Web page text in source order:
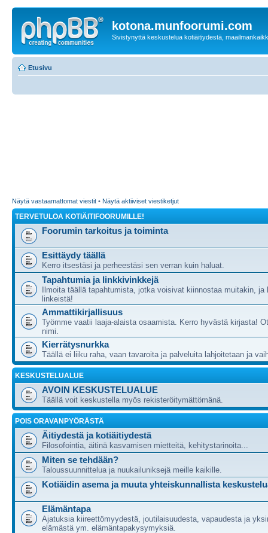
kotona.munfoorumi.com
Sivistynyttä keskustelua kotiäitiydestä,
Etusivu
Näytä vastaamattomat viestit • Näytä aktiiviset viestiketjut
TERVETULOA KOTIÄITIFOORUMILLE!
Foorumin tarkoitus ja toiminta
Esittäydy täällä
Kerro itsestäsi ja perheestäsi sen verran kuin haluat.
Tapahtumia ja linkkivinkkejä
Ilmoita täällä tapahtumista, jotka voisivat kiinnostaa muitakin, ja
linkeistä!
Ammattikirjallisuus
Työmme vaatii laaja-alaista osaamista. Kerro hyvästä kirjasta!
nimi.
Kierrätysnurkka
Täällä ei liiku raha, vaan tavaroita ja palveluita lahjoitetaan ja
KESKUSTELUALUE
AVOIN KESKUSTELUALUE
Täällä voit keskustella myös rekisteröitymättömänä.
POIS ORAVANPYÖRÄSTÄ
Äitiydestä ja kotiäitiydestä
Filosofointia, äitinä kasvamisen mietteitä, kehitystarinoita...
Miten se tehdään?
Taloussuunnittelua ja nuukailuniksejä meille kaikille.
Kotiäidin asema ja muuta yhteiskunnallista
Elämäntapa
Ajatuksia kiireettömyydestä, joutilaisuudesta, vapaudesta ja
elämästä ym. elämäntapakysymyksiä.